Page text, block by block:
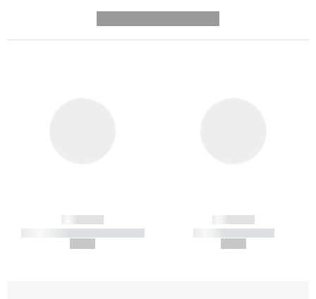
------------
----------- ----------- -----------
------------
----------- -----------